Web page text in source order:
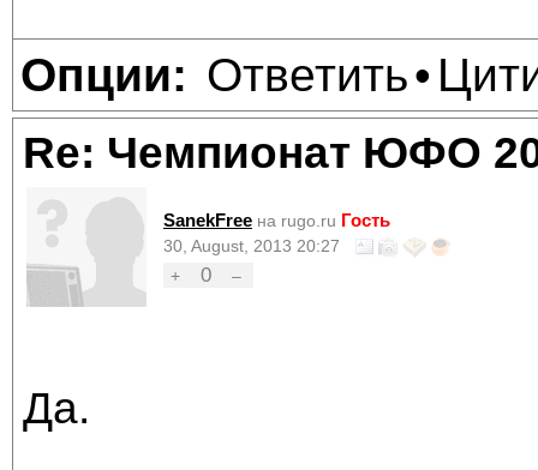
Опции: Ответить•
Re: Чемпионат ЮФО
SanekFree на rugo.ru Гость
30, August, 2013 20:27
+
0 –
Да.